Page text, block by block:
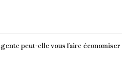
Barcelone
peut-elle vous faire économiser